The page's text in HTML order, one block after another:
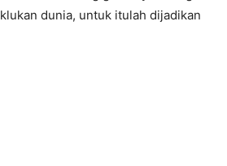
dunia, untuk itulah dijadikan